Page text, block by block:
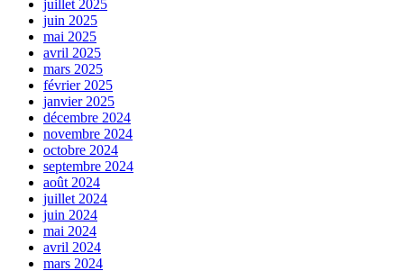
juillet 2025
juin 2025
mai 2025
avril 2025
mars 2025
février 2025
janvier 2025
décembre 2024
novembre 2024
octobre 2024
septembre 2024
août 2024
juillet 2024
juin 2024
mai 2024
avril 2024
mars 2024